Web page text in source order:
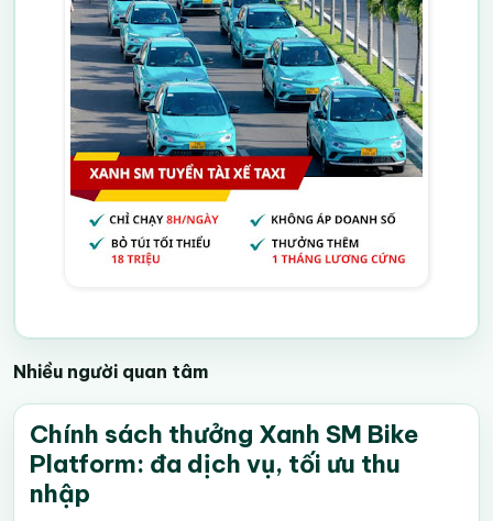
Nhiều người quan tâm
Chính sách thưởng Xanh SM Bike
Platform: đa dịch vụ, tối ưu thu
nhập